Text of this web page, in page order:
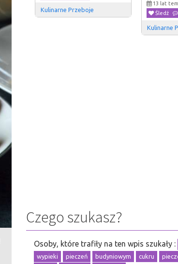
Kulinarne Przeboje
13 lat
Śledź
Kulinarne
Czego szukasz?
Osoby, które trafiły na ten wpis szukały :
wypieki
pieczeń budyniowym cukru